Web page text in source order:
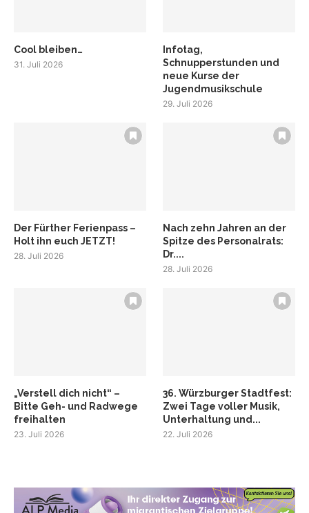
Cool bleiben…
31. Juli 2026
Infotag,
Schnupperstunden und
neue Kurse der
Jugendmusikschule
29. Juli 2026
Der Fürther Ferienpass –
Holt ihn euch JETZT!
28. Juli 2026
Nach zehn Jahren an der
Spitze des Personalrats:
Dr....
28. Juli 2026
„Verstell dich nicht“ –
Bitte Geh- und Radwege
freihalten
23. Juli 2026
36. Würzburger Stadtfest:
Zwei Tage voller Musik,
Unterhaltung und...
22. Juli 2026